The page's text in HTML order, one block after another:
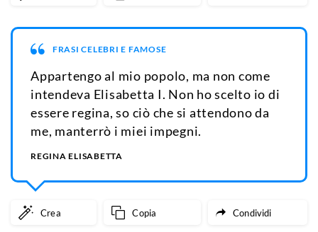
FRASI CELEBRI E FAMOSE
Appartengo al mio popolo, ma non come
intendeva Elisabetta I. Non ho scelto io di
essere regina, so ciò che si attendono da
me, manterrò i miei impegni.
REGINA ELISABETTA
Crea Copia Condividi